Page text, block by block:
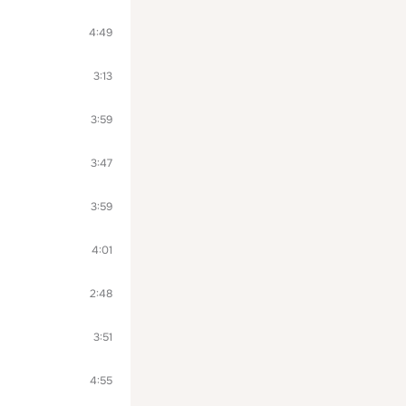
4:49
3:13
3:59
3:47
3:59
4:01
2:48
3:51
4:55